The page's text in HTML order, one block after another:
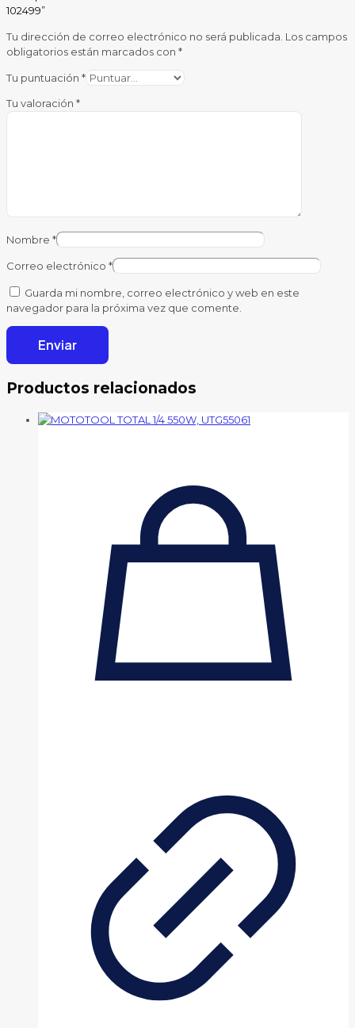
102499”
Tu dirección de correo electrónico no será publicada. Los campos
obligatorios están marcados con *
Tu puntuación *
Tu valoración *
Nombre *
Correo electrónico *
Guarda mi nombre, correo electrónico y web en este
navegador para la próxima vez que comente.
Productos relacionados